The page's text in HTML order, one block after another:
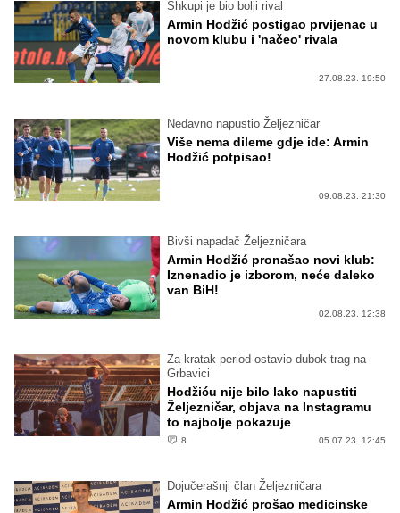
Shkupi je bio bolji rival
Armin Hodžić postigao prvijenac u
novom klubu i 'načeo' rivala
27.08.23. 19:50
Nedavno napustio Željezničar
Više nema dileme gdje ide: Armin
Hodžić potpisao!
09.08.23. 21:30
Bivši napadač Željezničara
Armin Hodžić pronašao novi klub:
Iznenadio je izborom, neće daleko
van BiH!
02.08.23. 12:38
Za kratak period ostavio dubok trag na
Grbavici
Hodžiću nije bilo lako napustiti
Željezničar, objava na Instagramu
to najbolje pokazuje
8 05.07.23. 12:45
Dojučerašnji član Željezničara
Armin Hodžić prošao medicinske